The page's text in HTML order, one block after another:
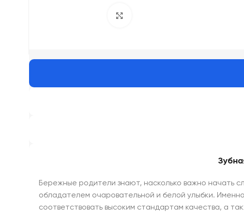
Бережные родители знают, насколько важно начать
обладателем очаровательной и белой улыбки.
соответствовать высоким стандартам качества, а